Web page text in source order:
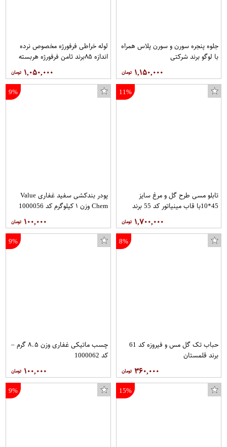
جلوه پنجره سورن و سورن پلاس همراه
با لوگو برند شرکتی
۱,۱۵۰,۰۰۰
لوله خراطی فرفورژه مخصوص نرده
اندازه ۸۵برند ثامن فرفورژه هربسته
۱,۰۵۰,۰۰۰
11%
تابلو مسی طرح گل و مرغ سایز
45*10با قاب مینیاتور کد 55 برند
۱,۷۰۰,۰۰۰
9%
پودر بندکشی سفید غفاری Value
Chem وزن ۱ کیلوگرم کد 1000056
۱۰۰,۰۰۰
8%
حباب تک گل مس و فیروزه کد 61
برند قلمستان
۳۶۰,۰۰۰
9%
چسب ماتیکی غفاری وزن ۸.۵ گرم –
کد 1000062
۱۰۰,۰۰۰
15%
9%